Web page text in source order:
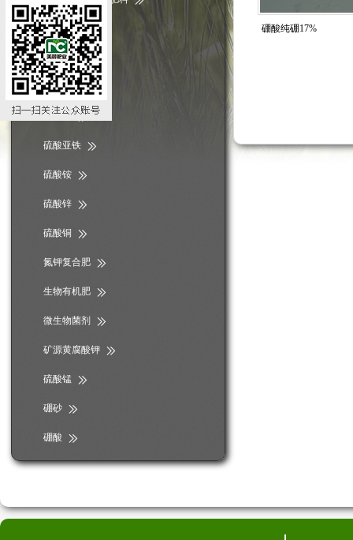
液体肥料
磷酸二氢钾
硫酸钾
硫酸镁
硫酸亚铁
硫酸铵
硫酸锌
硫酸铜
氮钾复合肥
生物有机肥
微生物菌剂
矿源黄腐酸钾
硫酸锰
硼砂
硼酸
硼酸纯硼17%